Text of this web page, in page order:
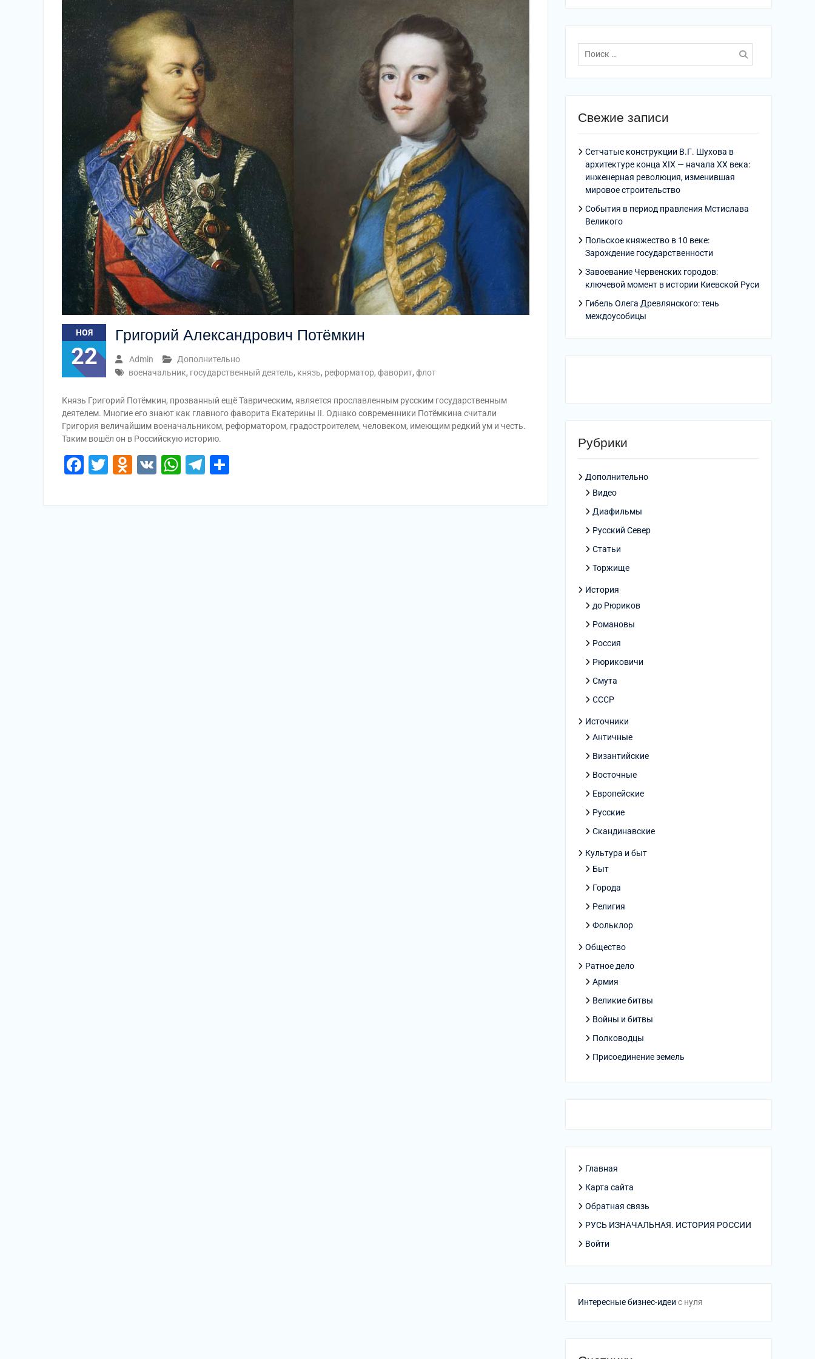
НОЯ
22
Григорий Александрович Потёмкин
Admin
Дополнительно
военачальник, государственный деятель, князь, реформатор, фаворит, флот
Князь Григорий Потёмкин, прозванный ещё Таврическим, является прославленным русским государственным
деятелем. Многие его знают как главного фаворита Екатерины II. Однако современники Потёмкина считали
Григория величайшим военачальником, реформатором, градостроителем, человеком, имеющим редкий ум и честь.
Таким вошёл он в Российскую историю.
Facebook
Twitter
Odnoklassniki
VK WhatsApp
Telegram
Поиск
по:
Свежие записи
Сетчатые конструкции В.Г. Шухова в
архитектуре конца XIX — начала XX века:
инженерная революция, изменившая
мировое строительство
События в период правления Мстислава
Великого
Польское княжество в 10 веке:
Зарождение государственности
Завоевание Червенских городов:
ключевой момент в истории Киевской Руси
Гибель Олега Древлянского: тень
междоусобицы
Рубрики
Дополнительно
Видео
Диафильмы
Русский Север
Статьи
Торжище
История
до Рюриков
Романовы
Россия
Рюриковичи
Смута
СССР
Источники
Античные
Византийские
Восточные
Европейские
Русские
Скандинавские
Культура и быт
Быт
Города
Религия
Фольклор
Общество
Ратное дело
Армия
Великие битвы
Войны и битвы
Полководцы
Присоединение земель
Главная
Карта сайта
Обратная связь
РУСЬ ИЗНАЧАЛЬНАЯ. ИСТОРИЯ РОССИИ
Войти
Интересные бизнес-идеи с нуля